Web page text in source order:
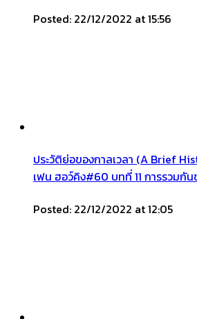
Posted: 22/12/2022 at 15:56
ประวัติย่อของกาลเวลา (A Brief
เฟน ฮอว์คิง#60 บทที่ 11 การรวมกั
Posted: 22/12/2022 at 12:05